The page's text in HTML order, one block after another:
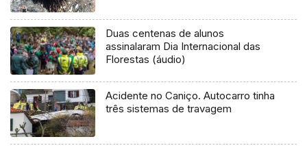
Duas centenas de alunos
assinalaram Dia Internacional das
Florestas (áudio)
Acidente no Caniço. Autocarro tinha
três sistemas de travagem